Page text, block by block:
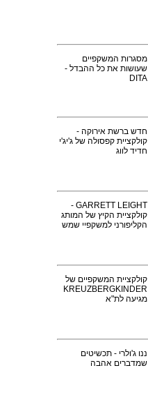
מסגרות המשקפיים
שעושות את כל ההבדל -
DITA
חדש ברשת אירוקה -
קולקציית קפסולה של ג'יג'י
חדיד לווג
GARRETT LEIGHT -
קולקציית הקיץ של המותג
הקליפורני למשקפיי שמש
קולקציית המשקפיים של
KREUZBERGKINDER
מגיעה לת"א
ננו ג'ולרי - תכשיטים
שמדברים אהבה